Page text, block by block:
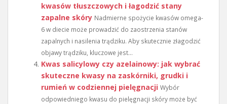
kwasów tłuszczowych i łagodzić stany
zapalne skóry Nadmierne spożycie kwasów omega-
6 w diecie może prowadzić do zaostrzenia stanów
zapalnych i nasilenia trądziku. Aby skutecznie złagodzić
objawy trądziku, kluczowe jest...
Kwas salicylowy czy azelainowy: jak wybrać
skuteczne kwasy na zaskórniki, grudki i
rumień w codziennej pielęgnacji Wybór
odpowiedniego kwasu do pielęgnacji skóry może być